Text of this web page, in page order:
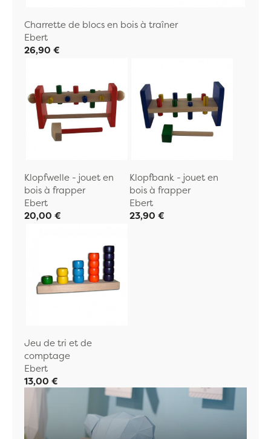
Charrette de blocs en bois à traîner
Ebert
26,90 €
Klopfwelle - jouet en
bois à frapper
Ebert
20,00 €
Klopfbank - jouet en
bois à frapper
Ebert
23,90 €
Jeu de tri et de
comptage
Ebert
13,00 €